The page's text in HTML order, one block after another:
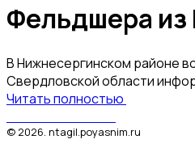
Фельдшера из
В Нижнесергинском районе
Свердловской области
Читать полностью
© 2026 ntagil.poyasnim.ru